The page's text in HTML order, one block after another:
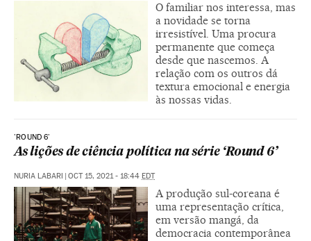
O familiar nos interessa, mas
a novidade se torna
irresistível. Uma procura
permanente que começa
desde que nascemos. A
relação com os outros dá
textura emocional e energia
às nossas vidas.
'ROUND 6'
As lições de ciência política na série ‘Round 6’
NURIA LABARI OCT 15, 2021 - 18:44 EDT
A produção sul-coreana é
uma representação crítica,
em versão mangá, da
democracia contemporânea